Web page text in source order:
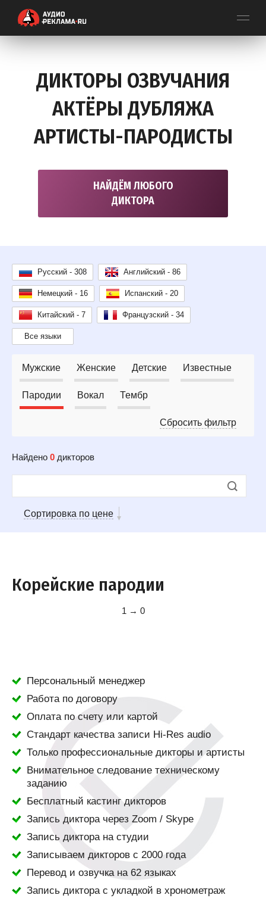
ДИКТОРЫ ОЗВУЧАНИЯ
АКТЁРЫ ДУБЛЯЖА
АРТИСТЫ-ПАРОДИСТЫ
НАЙДЁМ ЛЮБОГО
ДИКТОРА
Русский - 308 Английский - 86
Немецкий - 16 Испанский - 20
Китайский - 7 Французский - 34
Все языки
Мужские Женские Детские Известные
Пародии Вокал Тембр
Сбросить фильтр
Найдено 0 дикторов
Сортировка по цене
Корейские пародии
1 → 0
Персональный менеджер
Работа по договору
Оплата по счету или картой
Стандарт качества записи Hi-Res audio
Только профессиональные дикторы и артисты
Внимательное следование техническому
заданию
Бесплатный кастинг дикторов
Запись диктора через Zoom / Skype
Запись диктора на студии
Записываем дикторов с 2000 года
Перевод и озвучка на 62 языках
Запись диктора с укладкой в хронометраж